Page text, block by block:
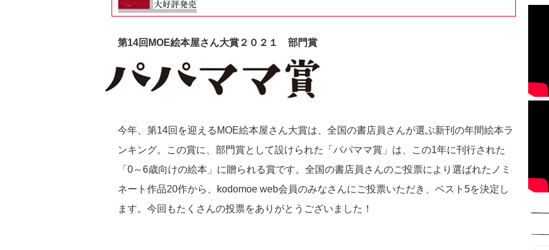
第14回MOE絵本屋さん大賞２０２１ 部門賞
今年、第14回を迎える MOE絵本屋さん大賞は、全国の書店員さんが選ぶ新刊の年間絵本ラ
ンキング。この賞に、部門賞として設けられた「パパママ賞」は、この1年に刊行された
「 0～6歳向けの絵本」に贈られる賞です。全国の書店員さんのご投票により選ばれたノミ
ネート作品20作から、 kodomoe web会員のみなさんにご投票いただき、ベスト 5を決定し
ます。今回もたくさんの投票をありがとうございました！